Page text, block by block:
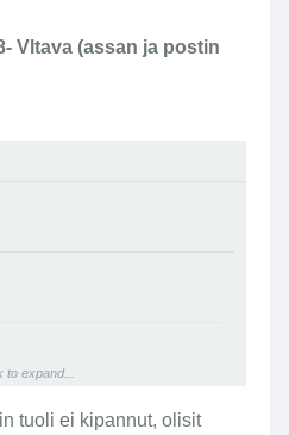
Vltava (assan ja postin
to expand...
tuoli ei kipannut, olisit